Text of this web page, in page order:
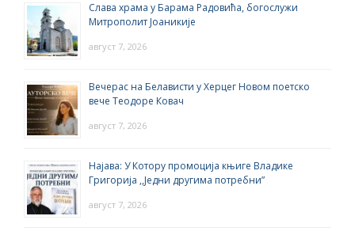
Слава храма у Барама Радовића, богослужи
Митрополит Јоаникије
август 7, 2026
Вечерас на Белависти у Херцег Новом поетско
вече Теодоре Ковач
август 7, 2026
Најава: У Котору промоција књиге Владике
Григорија ,,Једни другима потребни”
август 7, 2026